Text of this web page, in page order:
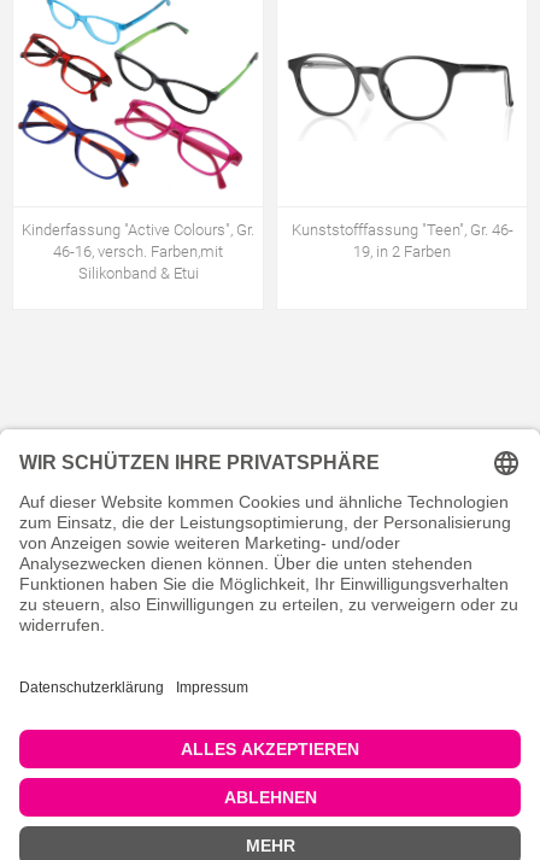
Kinderfassung "Active Colours", Gr.
46-16, versch. Farben,mit
Silikonband & Etui
Kunststofffassung "Teen", Gr. 46-
19, in 2 Farben
KONTAKT
RECHTLICHES
INFORMATIVES
MEIN KONTO